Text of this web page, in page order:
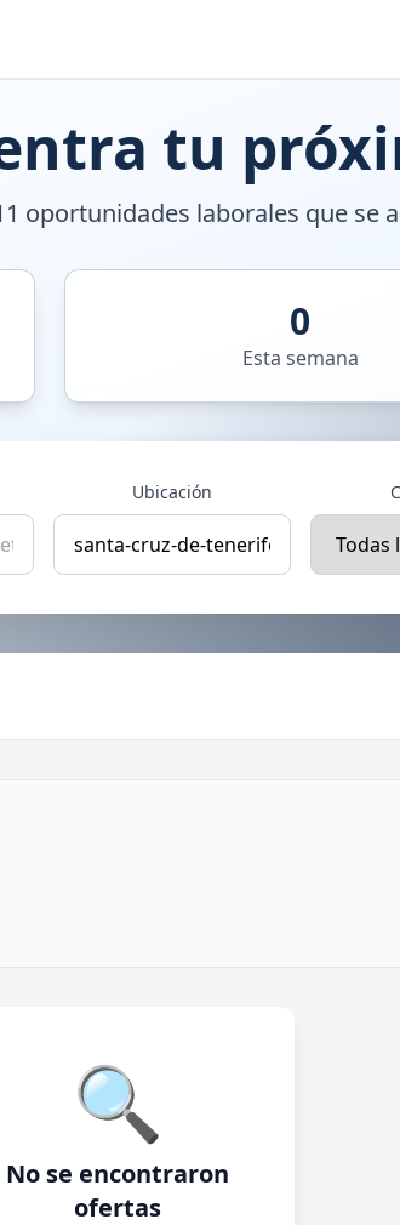
tu
oportunidades laborales que se
0
Esta semana
Ubicación
🔍
No se encontraron
ofertas